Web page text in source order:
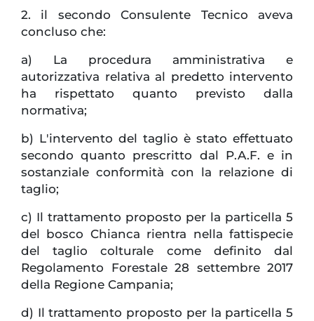
2. il secondo Consulente Tecnico aveva
concluso che:
a) La procedura amministrativa e
autorizzativa relativa al predetto intervento
ha rispettato quanto previsto dalla
normativa;
b) L'intervento del taglio è stato effettuato
secondo quanto prescritto dal P.A.F. e in
sostanziale conformità con la relazione di
taglio;
c) Il trattamento proposto per la particella 5
del bosco Chianca rientra nella fattispecie
del taglio colturale come definito dal
Regolamento Forestale 28 settembre 2017
della Regione Campania;
d) Il trattamento proposto per la particella 5